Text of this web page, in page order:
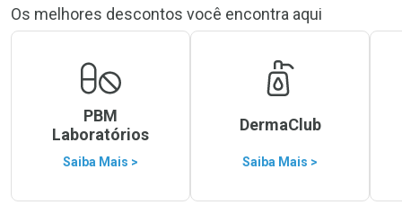
Os melhores descontos você encontra aqui
PBM
Laboratórios
Saiba Mais >
DermaClub
Saiba Mais >